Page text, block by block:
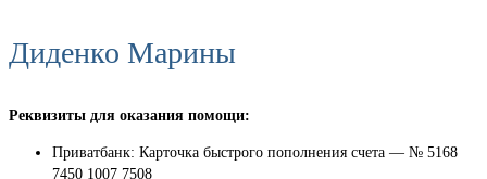
Диденко Марины
Реквизиты для оказания помощи:
Приватбанк: Карточка быстрого пополнения счета — № 5168
7450 1007 7508